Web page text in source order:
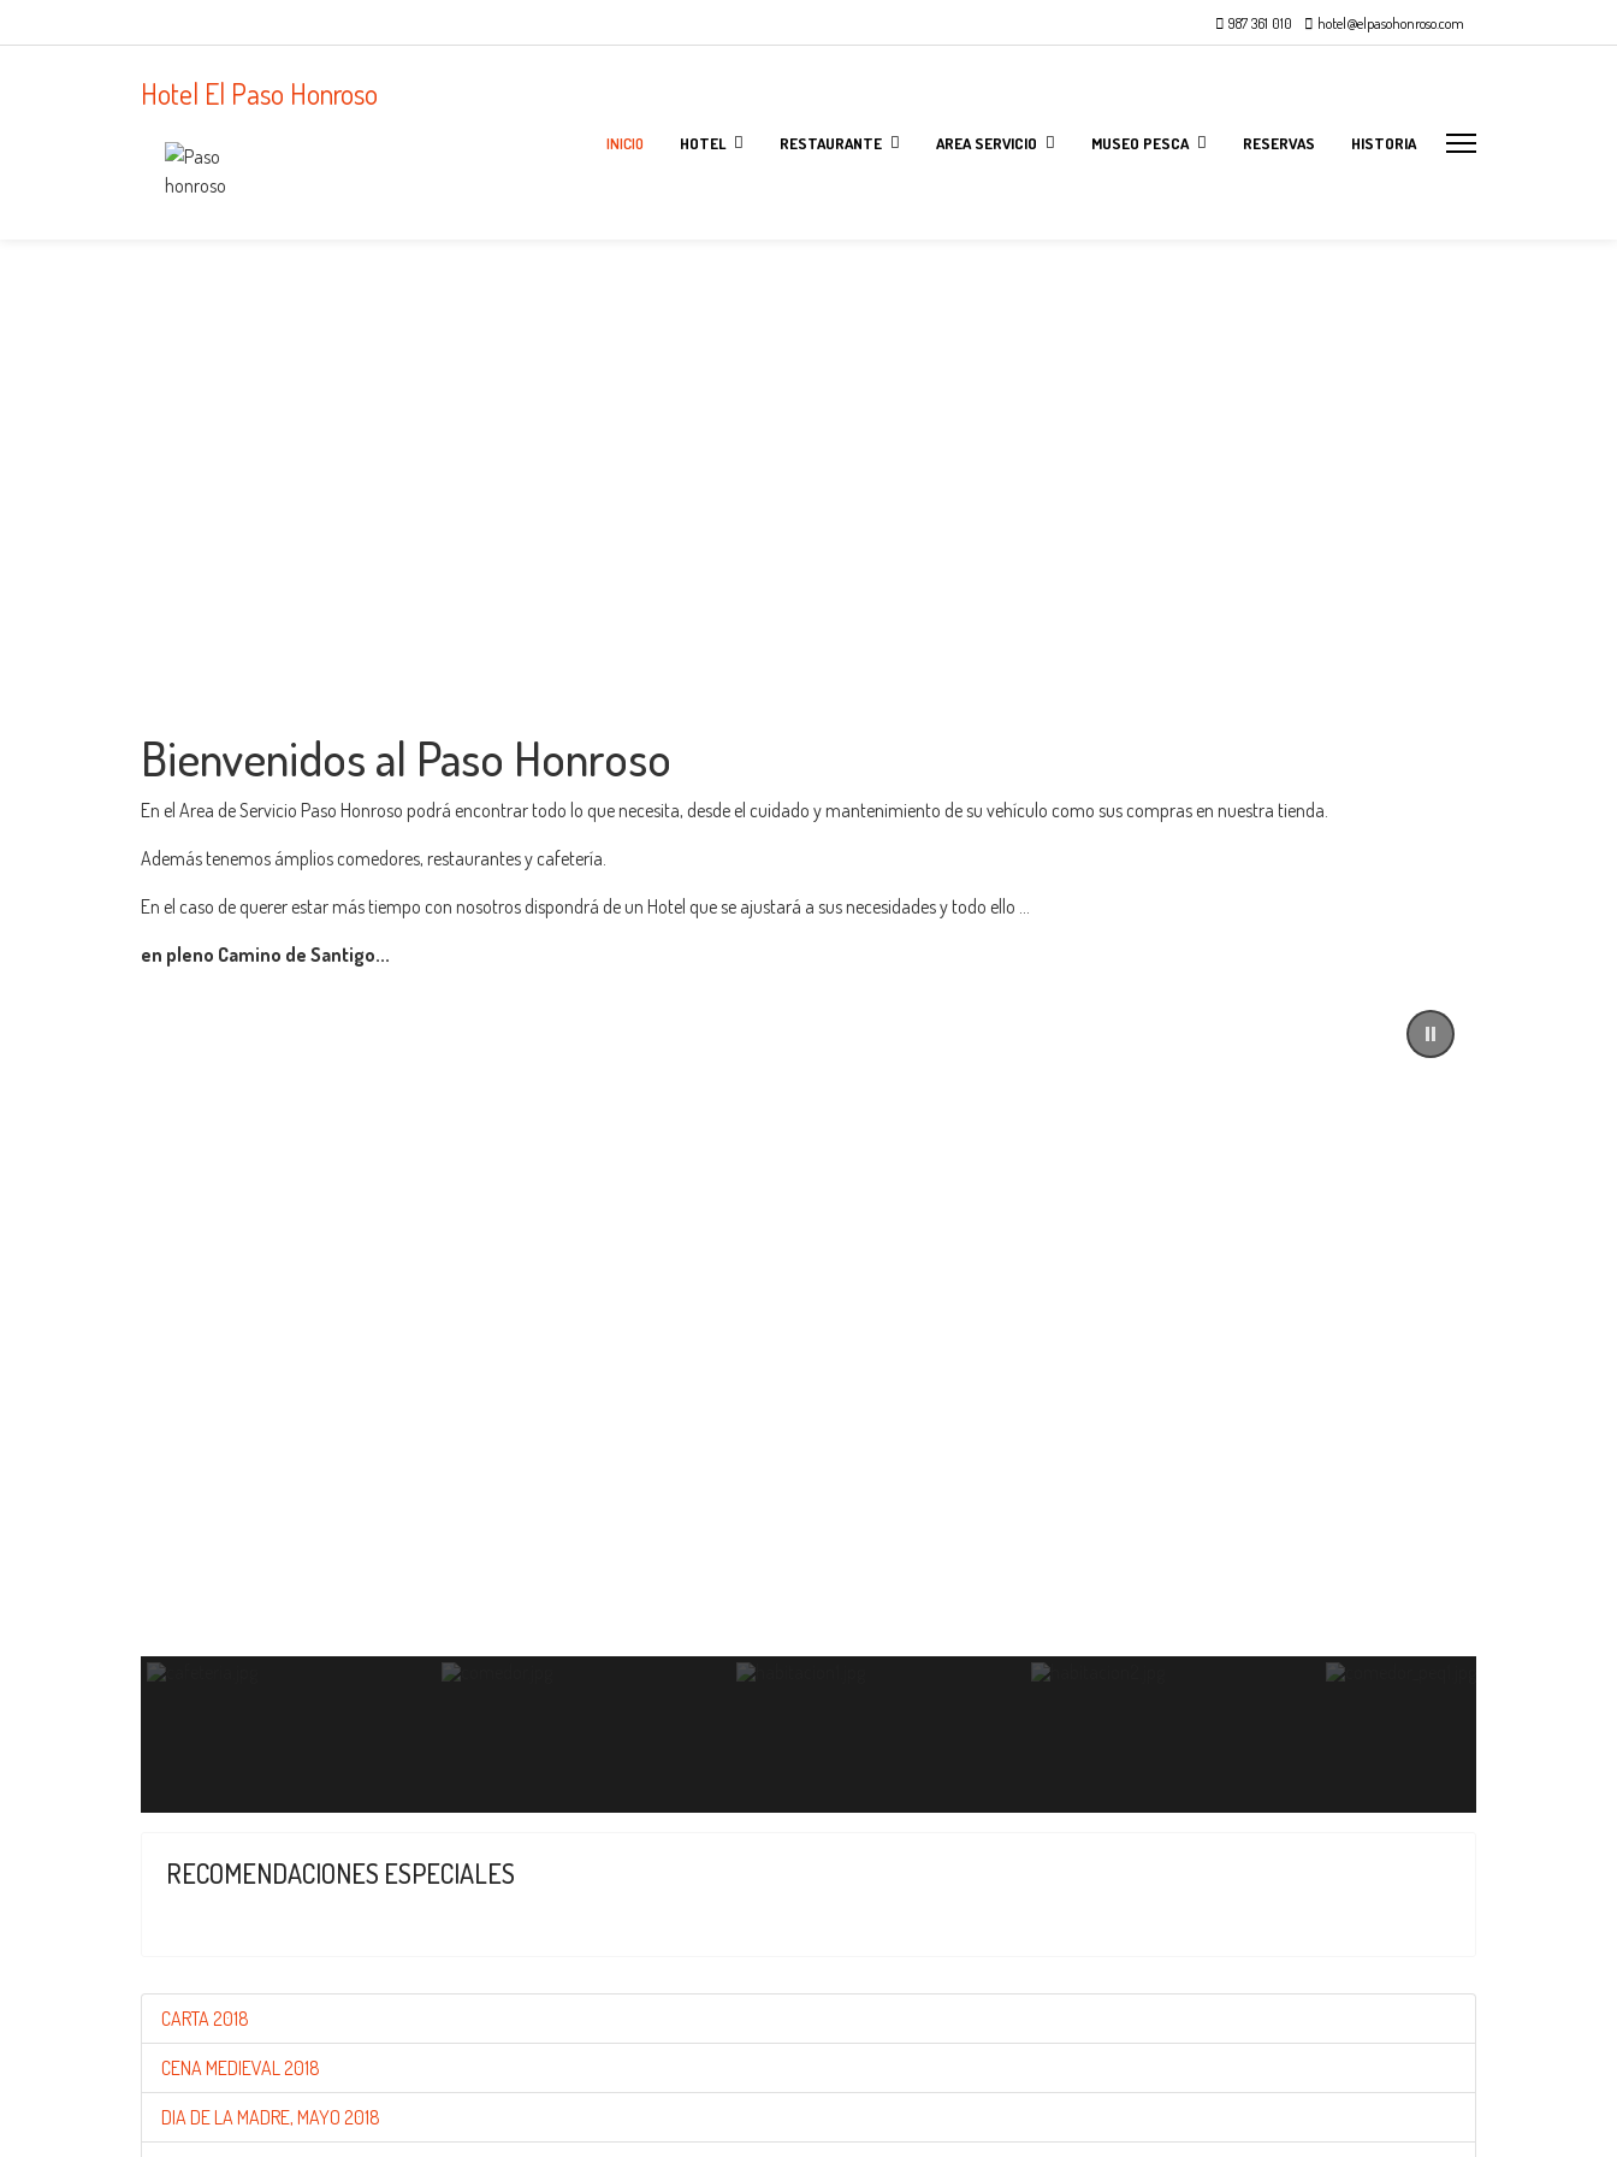
987 361 010 hotel@elpasohonroso.com
Hotel El Paso Honroso
INICIO HOTEL RESTAURANTE AREA SERVICIO MUSEO PESCA RESERVAS HISTORIA
Bienvenidos al Paso Honroso
En el Area de Servicio Paso Honroso podrá encontrar todo lo que necesita, desde el cuidado y mantenimiento de su vehículo como sus compras en nuestra tienda.
Además tenemos ámplios comedores, restaurantes y cafetería.
En el caso de querer estar más tiempo con nosotros dispondrá de un Hotel que se ajustará a sus necesidades y todo ello ...
en pleno Camino de Santigo...
RECOMENDACIONES ESPECIALES
CARTA 2018
CENA MEDIEVAL 2018
DIA DE LA MADRE, MAYO 2018